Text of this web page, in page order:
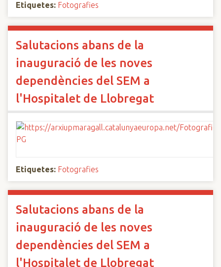
Etiquetes: Fotografies
Salutacions abans de la
inauguració de les noves
dependències del SEM a
l'Hospitalet de Llobregat
Etiquetes: Fotografies
Salutacions abans de la
inauguració de les noves
dependències del SEM a
l'Hospitalet de Llobregat